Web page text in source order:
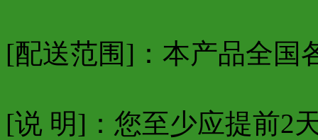
[配送范围]：本产品全国
[说 明]：您至少应提前2